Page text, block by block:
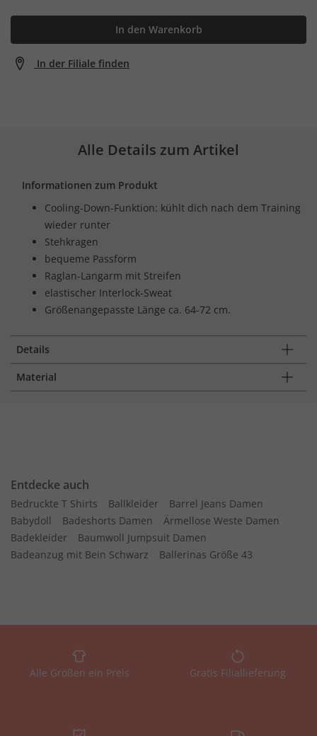
In den Warenkorb
In der Filiale finden
Alle Details zum Artikel
Informationen zum Produkt
Cooling-Down-Funktion: kühlt dich nach dem Training
wieder runter
Stehkragen
bequeme Passform
Raglan-Langarm mit Streifen
elastischer Interlock-Sweat
Größenangepasste Länge ca. 64-72 cm.
Details
Material
Entdecke auch
Bedruckte T Shirts Ballkleider
Barrel Jeans Damen
Babydoll
Badeshorts Damen
Ärmellose Weste Damen
Badekleider
Baumwoll Jumpsuit Damen
Badeanzug mit Bein Schwarz
Ballerinas Größe 43
Alle Größen ein Preis Gratis Filiallieferung